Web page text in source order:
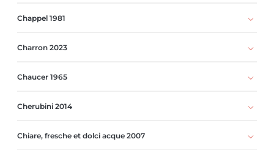
Chappel 1981
Charron 2023
Chaucer 1965
Cherubini 2014
Chiare, fresche et dolci acque 2007